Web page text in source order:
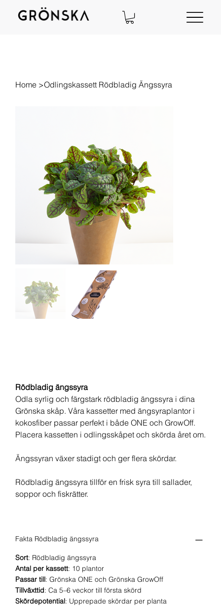
Home >Odlingskassett Rödbladig Ängssyra
Rödbladig ängssyra
Odla syrlig och färgstark rödbladig ängssyra i dina
Grönska skåp. Våra kassetter med ängsyraplantor i
kokosfiber passar perfekt i både ONE och GrowOff.
Placera kassetten i odlingsskåpet och skörda året om.
Ängssyran växer stadigt och ger flera skördar.
Rödbladig ängssyra tillför en frisk syra till sallader,
soppor och fiskrätter.
Fakta Rödbladig ängssyra
Sort: Rödbladig ängssyra
Antal per kassett: 10 plantor
Passar till: Grönska ONE och Grönska GrowOff
Tillväxttid: Ca 5–6 veckor till första skörd
Skördepotential: Upprepade skördar per planta